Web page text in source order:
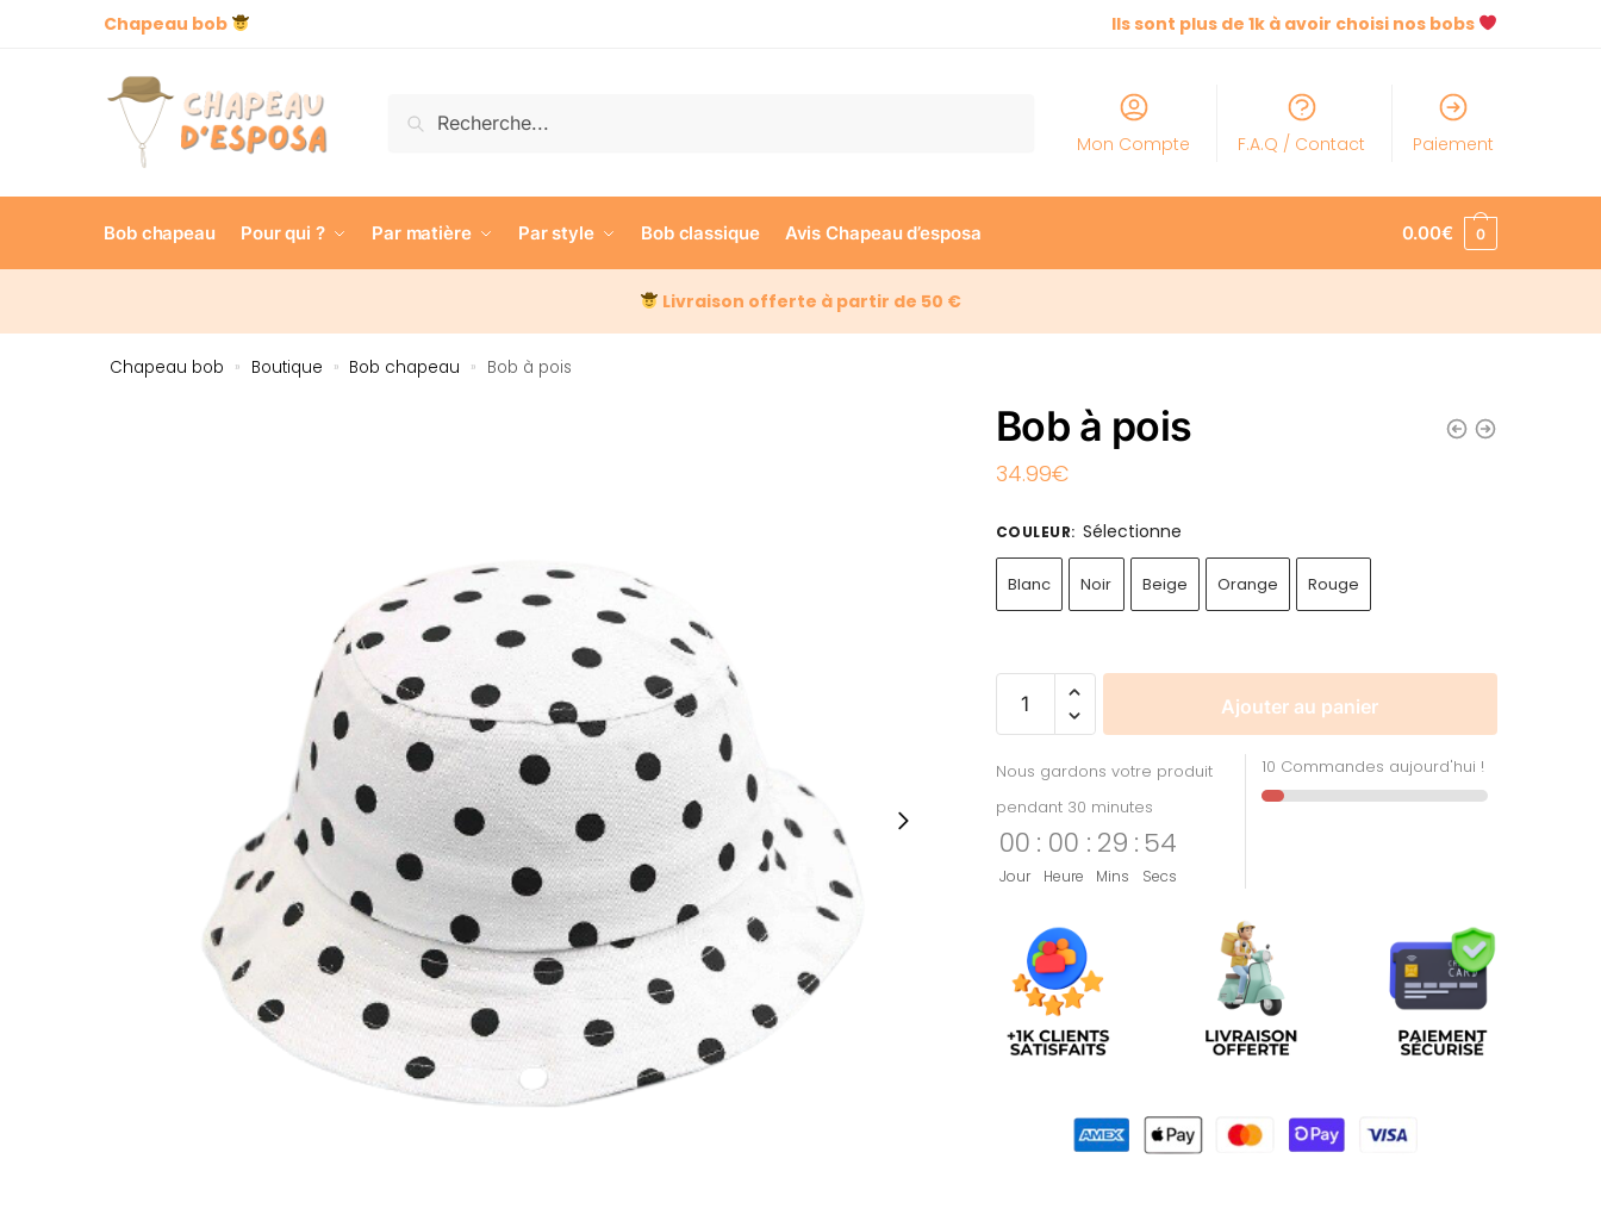
Chapeau bob Ils sont plus de 1k à avoir choisi nos bobs
Recherche Mon Compte F.A.Q / Contact Paiement
Bob chapeau Pour qui ? Par matière Par style Bob classique Avis Chapeau d’esposa 0.00€ 0
Livraison offerte à partir de 50 €
Chapeau bob » Boutique » Bob chapeau » Bob à pois
Bob à pois
34.99€
COULEUR: Sélectionne
Blanc Noir Beige Orange Rouge
Ajouter au panier
Nous gardons votre produit
pendant 30 minutes
00
Jour
: 00
Heure
: 29
Mins
: 53
Secs
10 Commandes aujourd'hui !